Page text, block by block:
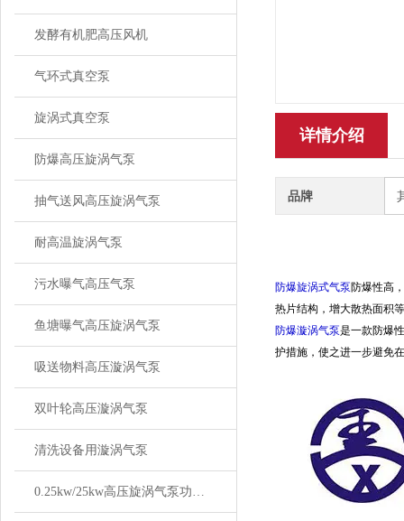
发酵有机肥高压风机
气环式真空泵
旋涡式真空泵
防爆高压旋涡气泵
抽气送风高压旋涡气泵
耐高温旋涡气泵
污水曝气高压气泵
鱼塘曝气高压旋涡气泵
吸送物料高压漩涡气泵
双叶轮高压漩涡气泵
清洗设备用漩涡气泵
0.25kw/25kw高压旋涡气泵功率选型
详情介绍
品牌
防爆旋涡式气泵防爆性高
热片结构，增大散热面积
防爆漩涡气泵是一款防爆
护措施，使之进一步避免